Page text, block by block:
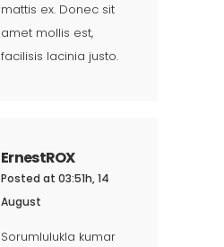
mattis ex. Donec sit
amet mollis est,
facilisis lacinia justo.
ErnestROX
Posted at 03:51h, 14
August
Sorumlulukla kumar